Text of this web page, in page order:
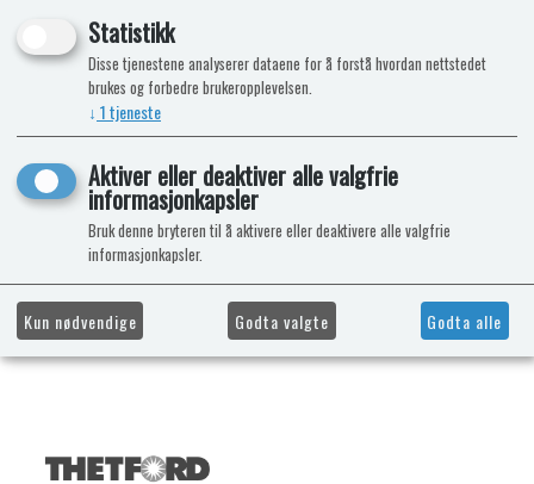
Statistikk
Disse tjenestene analyserer dataene for å forstå hvordan nettstedet
brukes og forbedre brukeropplevelsen.
↓ 1tjeneste
Aktiver eller deaktiver alle valgfrie
informasjonkapsler
Bruk denne bryteren til å aktivere eller deaktivere alle valgfrie
informasjonkapsler.
Kun nødvendige Godta valgte Godta alle